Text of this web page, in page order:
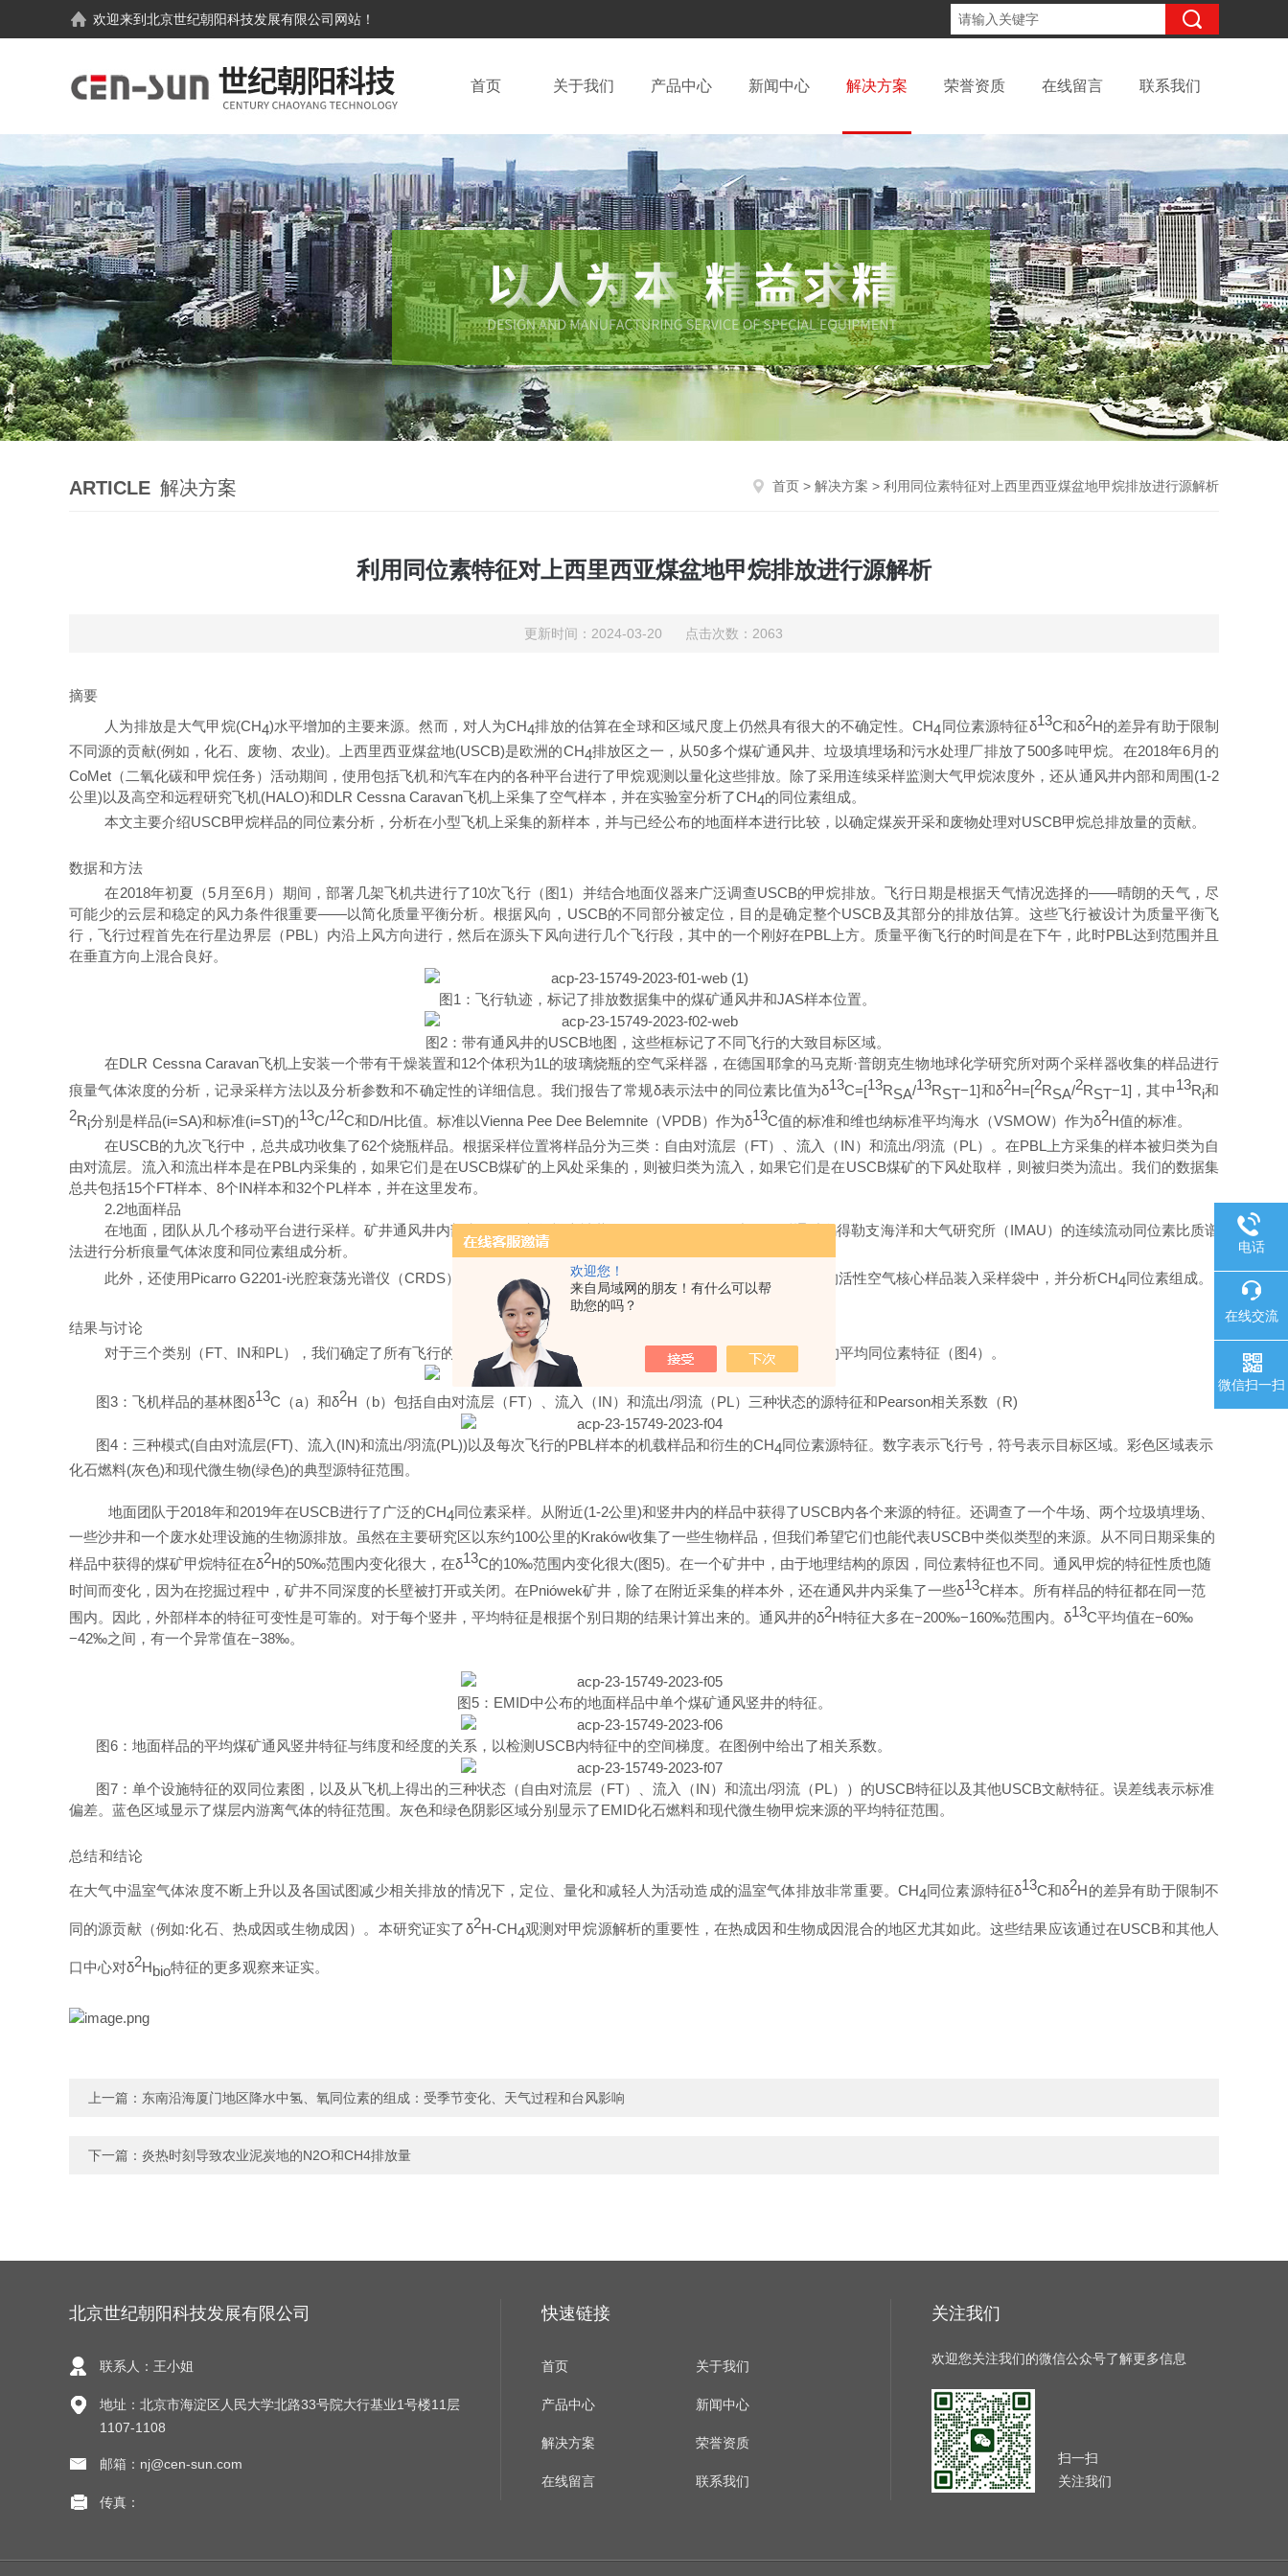
欢迎您！
来自局域网的朋友！有什么可以帮
助您的吗？
欢迎来到北京世纪朝阳科技发展有限公司 网站！
首页 关于我们 产品中心 新闻中心 解决方案 荣誉资质 在线留言 联系我们
ARTICLE 解决方案 首页 > 解决方案 > 利用同位素特征对上西里西亚煤盆地甲烷排放进行源解析
利用同位素特征对上西里西亚煤盆地甲烷排放进行源解析
更新时间：2024-03-20 点击次数：2063
摘要
人为排放是大气甲烷(CH4)水平增加的主要来源。然而，对人 为CH4排放的估算在全球和区域尺度上仍然具有很大的不确定性。CH4同位素源特征δ13C和δ2H的差异有助于限制
不同源的贡献(例如，化石、废物、农业)。上西里西亚煤盆地(USCB)是欧洲 的CH4排放区之一， 从50多个煤矿通风井、垃圾填埋场和污水处理厂排放了500多吨甲烷。 在2018年6月 的
CoMet （二氧化碳和甲烷任务） 活动期间，使用包括飞机和汽车在内的各种平台进行了甲烷观测以量化这些排放。除了采用连续采样监测 大气甲烷浓度外，还从通风井内部和周围(1-2
公里)以及高空和远程研究飞机(HALO)和DLR Cessna Caravan飞机上采集了空气样本，并在实验室分析了CH4的同位素组成。
本文主要介绍USCB甲烷样品的同位素分析，分析在小型飞机上采集的新样本，并与已经公布的地面样本进行比较，以确定煤炭开采和废物处理对USCB甲烷总排放量的贡献。
数据和方法
在2018年初夏 （5 月至6月）期间，部署几架飞机共进行了10次飞行（图1 ） 并结合地面仪器来广泛调查USCB的甲烷排放。飞行日期是根据天气情况选择的——晴朗的天气，尽
可能少的云层和稳定的风力条件很重要——以简化质量平衡分析。根据风向 ， USCB的不同部分被定位，目的是确定整个USCB 及其部分的排放估算。这些飞行被设计为质量平衡飞
行，飞行过程首先在行星边界层 （PBL）内沿上风方向进行，然后在源头下风向进行几个飞行段，其中的一个刚好在PBL 上方。质量平衡飞行的时间是在下午， 此时PBL达到范围并且
在垂直方向上混合良好。
图1 ： 飞行轨迹，标记了排放数据集中的煤矿通风井和JAS样本位置。
图2： 带有通风井的USCB地图 ， 这些框标记了不同飞行的大致目标区域。
在DLR Cessna Caravan飞机上安装一个带有干燥装置和12个体积为1L的玻璃烧瓶的空气采样器，在德国耶拿的马克斯·普朗克生物地球化学研究所对两个采样器收集的样品进行
痕量气体浓度的分析，记录采样方法以及分析参数和不确定性的详细信息。我们报告了常规δ表示法中的同位素比值为δ13C=[13RSA/13RST−1]和δ2H=[2RSA/2RST−1] ，其中13Ri和
2Ri分别是样品(i=SA)和标准(i=ST)的13C/12C和D/H比值。标准以Vienna Pee Dee Belemnite （VPDB） 作为δ13C值的标准和维也纳标准平均海水 （VSMOW） 作为δ2H值的标准。
在USCB的九次飞行中，总共成功收集了62个烧瓶样品。根据采样位置将样品分为三类：自由对流层 （FT）、流入 （ IN）和流出/羽流（PL）。 在PBL 上方采集的样本被归类为自
由对流层。流入和流出样本是在PBL内采集的，如果它们是在USCB煤矿的上风处采集的，则被归类为流入，如果它们是在USCB煤矿的下风处取样，则被归类为流出。我们的数据集
总共包括15个FT样本 8个IN样本和32个PL样本，并在这里发布。
2.2地面样品
在地面，团队从几个移动平台进行采样。矿井通风井内部和周围的空气样本被装
袋中。然后通过乌得勒支海洋和大气研究所（IMAU）的连续流动同位素比质谱
法进行分析痕量气体浓度和同位素组成分析。
此外，还使用Picarro G2201-i光腔衰荡光谱仪 （CRDS）从测量车观测到的一些CH 4 。，将无人机的活性空气核心样品装入采样袋中，并分析CH4同位素组成。
结果与讨论
对于三个类别
（FT IN和PL），我们确定了所有飞行的平均同位素特征（图 L样本，也确定了单个 的平均同位素特征（图4）。
图3 ： 飞机样品的基林图δ13C （a）和δ2H （b）包括自由对流层 （FT）、流入 （IN）和流出/羽流 （PL）三种状态的源特征和Pearson相关系数 （R)
图4 ： 三种模式(自由对流层(FT) 、流⼊ (IN)和流出/⽻流(PL))以及每次⻜⾏的PBL样本的机载样品和衍⽣的CH4同位素源特征。数字表⽰飞行号，符号表⽰⽬标区域。彩⾊区域表⽰
化⽯燃料(灰⾊)和现代微⽣物(绿⾊)的典型源特征范围。
地面团队于2018年和2019年在USCB进行了广泛的CH4同位素采样。从附近(1-2公里)和竖井内的样品中获得了USCB内各个来源的特征。还调查了一个牛场、两个垃圾填埋场、
一些沙井和一个废水处理设施的生物源排放。虽然在主要研究区以东约100公里的Kraków收集了一些生物样品，但我们希望它们也能代表USCB中类似类型的来源。从不同日期采集的
样品中获得的煤矿甲烷特征在δ2H的50‰范围内变化很大，在δ13C的10‰范围内变化很大(图5)。在一个矿井中，由于地理结构的原因，同位素特征也不同。通风甲烷的特征性质也随
时间而变化，因为在挖掘过程中，矿井不同深度的长壁被打开或关闭。 在Pniówek矿井，除了在附近采集的样本外，还在通风井内采集了一些δ13C样本。所有样品的特征都在同一范
围内。因此，外部样本的特征可变性是可靠的。对于每个竖井，平均特征是根据个别日期的结果计算出来的。通风井的δ2H特征大多在−200‰−160‰范围内。 δ13C平均值在−60‰
−42‰之间，有一个异常值在−38‰。
图5： EMID中公布的地面样品中单个煤矿通风竖井的特征。
图6 ： 地面样品的平均煤矿通风竖井特征与纬度和经度的关系，以检测 USCB内特征中的空间梯度。在图例中给出了相关系数。
图7 ： 单个设施特征的双同位素图，以及从飞机上得出的三种状态（自由对流层 （FT）、流入 （IN）和流出/羽流 （PL）） 的USCB特征以及其他USCB文献特征。误差线表示标准
偏差。蓝色区域显示了煤层内游离气体的特征范围。灰色和绿色阴影区域分别显示了EMID化石燃料和现代微生物甲烷来源的平均特征范围。
总结和结论
在大气中温室气体浓度不断上升以及各国试图减少相关排放的情况下，定位、量化和减轻人为活动造成的温室气体排放非常重要。 CH4同位素源特征δ13C和δ2H的差异有助于限制不
同的源贡献（例如:化石、 热成因或生物成因 ）。 本研究证实了δ2H-CH4观测对甲烷源解析的重要性，在热成因和生物成因混合的地区尤其如此。这些结果应该通过在USCB和其他人
口中心对δ2Hbio特征的更多观察来证实。
上一篇： 东南沿海厦门地区降水中氢、氧同位素的组成：受季节变化、天气过程和台风影响
下一篇： 炎热时刻导致农业泥炭地的N2O和CH4排放量
北京世纪朝阳科技发展有限公司
联系人：王小姐
地址：北京市海淀区人民大学北路33号院大行基业1号楼11层
1107-1108
邮箱：nj@cen-sun.com
传真：
快速链接
首页 关于我们
产品中心 新闻中心
解决方案 荣誉资质
在线留言 联系我们
关注我们
欢迎您关注我们的微信公众号了解更多信息
扫一扫
关注我们
电话
在线交流
微信扫一扫